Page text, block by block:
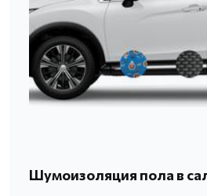
Шумоизоляция пола в